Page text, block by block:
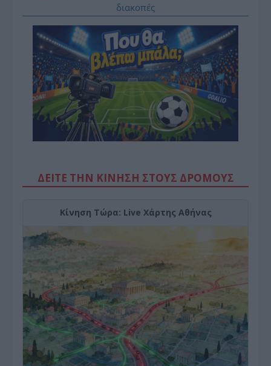
διακοπές
ΔΕΙΤΕ ΤΗΝ ΚΙΝΗΣΗ ΣΤΟΥΣ ΔΡΌΜΟΥΣ
Κίνηση Τώρα: Live Χάρτης Αθήνας